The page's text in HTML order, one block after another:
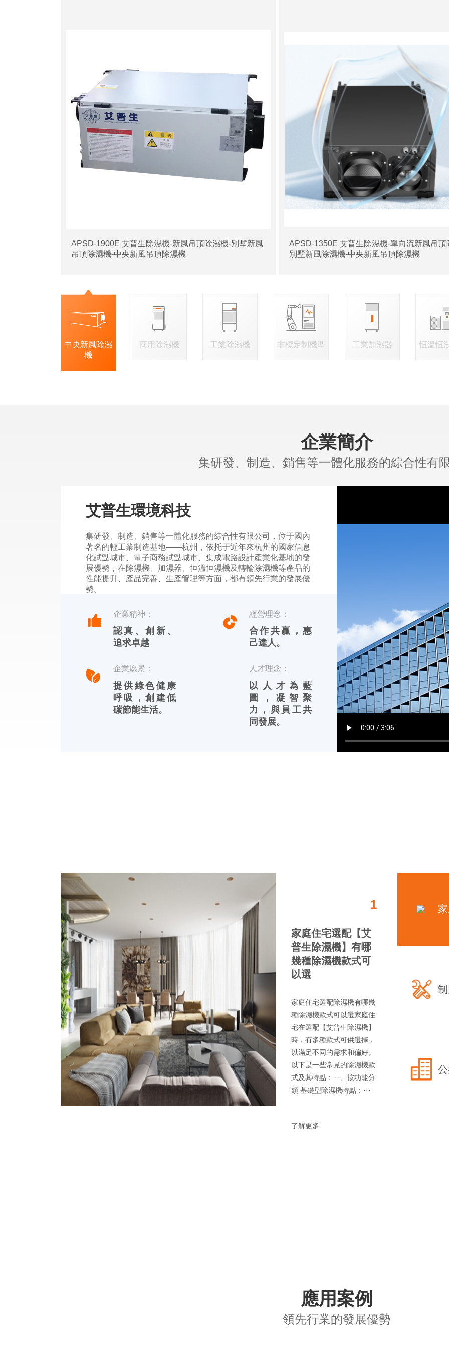
APSD-1900E 艾普生除濕機-新風吊頂除濕機-別墅新風
吊頂除濕機-中央新風吊頂除濕機
APSD-1350E 艾普生除濕機-單向流新風吊頂
別墅新風除濕機-中央新風吊頂除濕機
中央新風除濕
機
商用除濕機 工業除濕機 非標定制機型 工業加濕器 恒溫恒
企業簡介
集研發、制造、銷售等一體化服務的綜合性有
艾普生環境科技
集研發、制造、銷售等一體化服務的綜合性有限公司，位于國內
著名的輕工業制造基地——杭州，依托于近年來杭州的國家信息
化試點城市、電子商務試點城市、集成電路設計產業化基地的發
展優勢，在除濕機、加濕器、恒溫恒濕機及轉輪除濕機等產品的
性能提升、產品完善、生產管理等方面，都有領先行業的發展優
勢。
杭州川田電器擁有自主品牌，中文標識【友川】，英文標識
【YOTREE】。川田電器——核心產品 川田電器目前專業生產
除濕機、加濕機及周邊濕度控制產品。
企業精神：
認真、創新、
追求卓越
經營理念：
合作共贏，惠
己達人。
企業愿景：
提供綠色健康
呼吸，創建低
碳節能生活。
人才理念：
以人才為藍
圖，凝智聚
力，與員工共
同發展。
1
家庭住宅選配【艾
普生除濕機】有哪
幾種除濕機款式可
以選
家庭住宅選配除濕機有哪幾
種除濕機款式可以選家庭住
宅在選配【艾普生除濕機】
時，有多種款式可供選擇，
以滿足不同的需求和偏好。
以下是一些常見的除濕機款
式及其特點：一、按功能分
類 基礎型除濕機特點：···
了解更多
應用案例
領先行業的發展優勢